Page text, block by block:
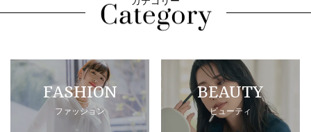
FASHION
ファッション
BEAUTY
ビューティ